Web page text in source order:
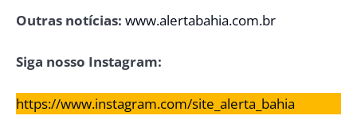
Outras notícias: www.alertabahia.com.br
Siga nosso Instagram:
https://www.instagram.com/site_alerta_bahia